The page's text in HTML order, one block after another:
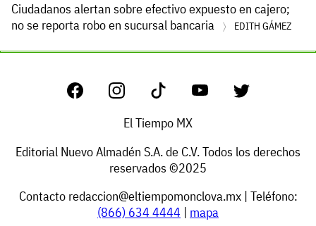
Ciudadanos alertan sobre efectivo expuesto en cajero;
no se reporta robo en sucursal bancaria
EDITH GÁMEZ
El Tiempo MX
Editorial Nuevo Almadén S.A. de C.V. Todos los derechos
reservados ©2025
Contacto redaccion@eltiempomonclova.mx| Teléfono:
(866) 634 4444 | mapa